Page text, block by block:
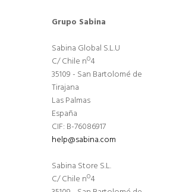
Grupo Sabina
Sabina Global S.L.U
C/ Chile nº4
35109 - San Bartolomé de
Tirajana
Las Palmas
España
CIF: B-76086917
help@sabina.com
Sabina Store S.L.
C/ Chile nº4